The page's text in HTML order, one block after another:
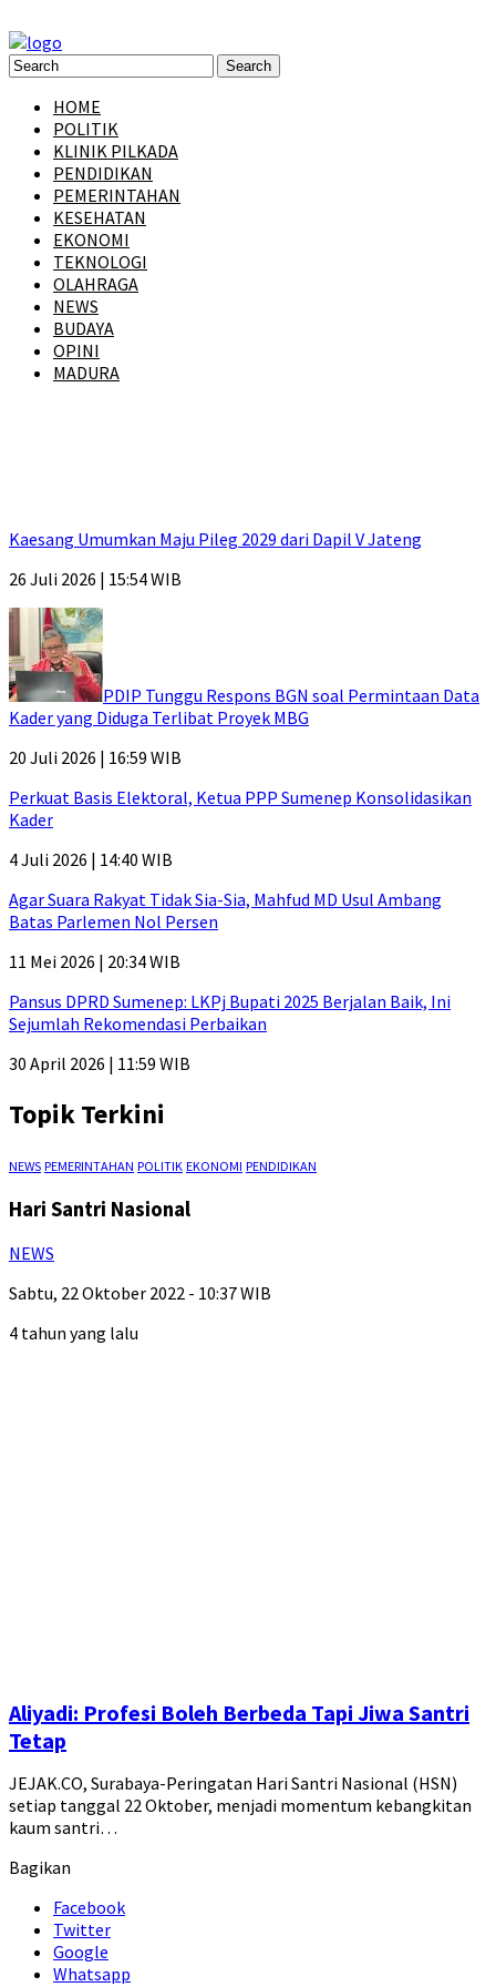
HOME
POLITIK
KLINIK PILKADA
PENDIDIKAN
PEMERINTAHAN
KESEHATAN
EKONOMI
TEKNOLOGI
OLAHRAGA
NEWS
BUDAYA
OPINI
MADURA
Kaesang Umumkan Maju Pileg 2029 dari Dapil V Jateng
26 Juli 2026 | 15:54 WIB
PDIP Tunggu Respons BGN soal Permintaan Data
Kader yang Diduga Terlibat Proyek MBG
20 Juli 2026 | 16:59 WIB
Perkuat Basis Elektoral, Ketua PPP Sumenep Konsolidasikan
Kader
4 Juli 2026 | 14:40 WIB
Agar Suara Rakyat Tidak Sia-Sia, Mahfud MD Usul Ambang
Batas Parlemen Nol Persen
11 Mei 2026 | 20:34 WIB
Pansus DPRD Sumenep: LKPj Bupati 2025 Berjalan Baik, Ini
Sejumlah Rekomendasi Perbaikan
30 April 2026 | 11:59 WIB
Topik Terkini
NEWS PEMERINTAHAN POLITIK EKONOMI PENDIDIKAN
Hari Santri Nasional
NEWS
Sabtu, 22 Oktober 2022 - 10:37 WIB
4 tahun yang lalu
Aliyadi: Profesi Boleh Berbeda Tapi Jiwa Santri
Tetap
JEJAK.CO, Surabaya-Peringatan Hari Santri Nasional (HSN)
setiap tanggal 22 Oktober, menjadi momentum kebangkitan
kaum santri…
Bagikan
Facebook
Twitter
Google
Whatsapp